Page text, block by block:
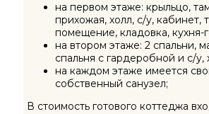
на первом этаже: крыльцо,
прихожая, холл, с/у, кабинет,
помещение, кладовка, кухня-
на втором этаже: 2 спальни,
спальня с гардеробной и с/у,
на каждом этаже имеется
собственный санузел;
В стоимость готового коттеджа